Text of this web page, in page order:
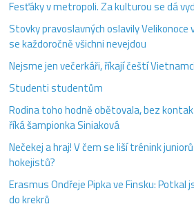
Fesťáky v metropoli. Za kulturou se dá
Stovky pravoslavných oslavily Velikonoce
se každoročně všichni nevejdou
Nejsme jen večerkáři, říkají čeští Vietnamci
Studenti studentům
Rodina toho hodně obětovala, bez
říká šampionka Siniaková
Nečekej a hraj! V čem se liší trénink
hokejistů?
Erasmus Ondřeje Pipka ve Finsku: Potkal
do krekrů